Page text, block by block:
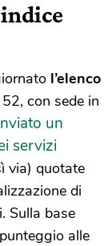
l’elenco
con sede in
un
servizi
via) quotate
di
Sulla base
alle